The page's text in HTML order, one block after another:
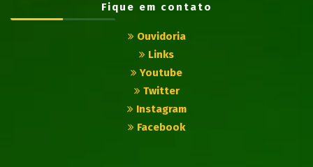
Fique em contato
Ouvidoria
Links
Youtube
Twitter
Instagram
Facebook